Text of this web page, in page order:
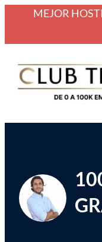
MEJOR
contenido
Club
Club de